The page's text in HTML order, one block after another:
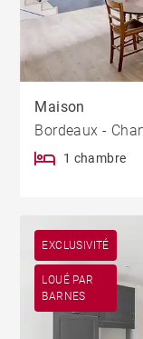
Maison
Bordeaux -
1 chambre
EXCLUSIVITÉ
LOUÉ PAR
BARNES